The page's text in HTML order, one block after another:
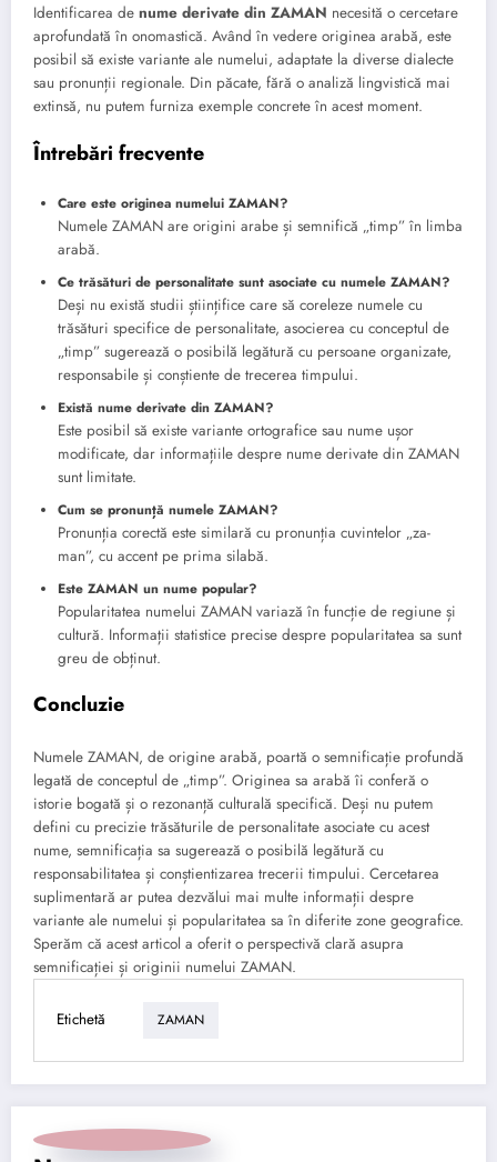
Identificarea de nume derivate din ZAMAN necesită o cercetare
aprofundată în onomastică. Având în vedere originea arabă, este
posibil să existe variante ale numelui, adaptate la diverse dialecte
sau pronunții regionale. Din păcate, fără o analiză lingvistică mai
extinsă, nu putem furniza exemple concrete în acest moment.
Întrebări frecvente
Care este originea numelui ZAMAN?
Numele ZAMAN are origini arabe și semnifică „timp” în limba
arabă.
Ce trăsături de personalitate sunt asociate cu numele ZAMAN?
Deși nu există studii științifice care să coreleze numele cu
trăsături specifice de personalitate, asocierea cu conceptul de
„timp” sugerează o posibilă legătură cu persoane organizate,
responsabile și conștiente de trecerea timpului.
Există nume derivate din ZAMAN?
Este posibil să existe variante ortografice sau nume ușor
modificate, dar informațiile despre nume derivate din ZAMAN
sunt limitate.
Cum se pronunță numele ZAMAN?
Pronunția corectă este similară cu pronunția cuvintelor „za-
man”, cu accent pe prima silabă.
Este ZAMAN un nume popular?
Popularitatea numelui ZAMAN variază în funcție de regiune și
cultură. Informații statistice precise despre popularitatea sa sunt
greu de obținut.
Concluzie
Numele ZAMAN, de origine arabă, poartă o semnificație profundă
legată de conceptul de „timp”. Originea sa arabă îi conferă o
istorie bogată și o rezonanță culturală specifică. Deși nu putem
defini cu precizie trăsăturile de personalitate asociate cu acest
nume, semnificația sa sugerează o posibilă legătură cu
responsabilitatea și conștientizarea trecerii timpului. Cercetarea
suplimentară ar putea dezvălui mai multe informații despre
variante ale numelui și popularitatea sa în diferite zone geografice.
Sperăm că acest articol a oferit o perspectivă clară asupra
semnificației și originii numelui ZAMAN.
Etichetă ZAMAN